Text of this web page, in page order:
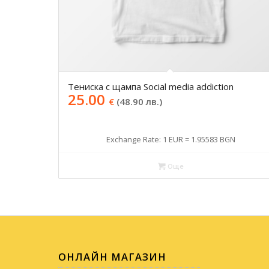
Тениска с щампа Social media addiction
25.00 € (48.90 лв.)
Exchange Rate: 1 EUR = 1.95583 BGN
Още
ОНЛАЙН МАГАЗИН